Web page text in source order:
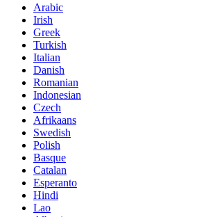
Arabic
Irish
Greek
Turkish
Italian
Danish
Romanian
Indonesian
Czech
Afrikaans
Swedish
Polish
Basque
Catalan
Esperanto
Hindi
Lao